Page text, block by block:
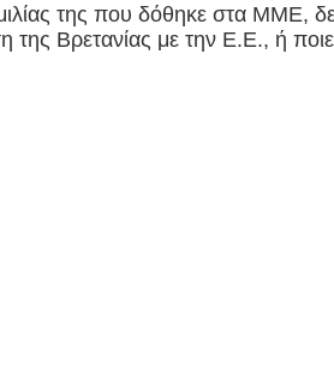
της που δόθηκε στα ΜΜΕ,
της Βρετανίας με την Ε.Ε., ή